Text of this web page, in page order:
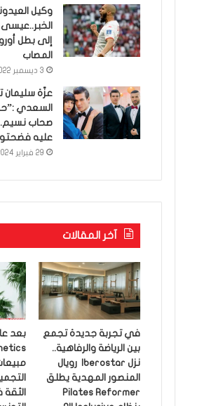
وكيل
الخبر..عيسى
إلى بطل
المصاب
3 ديسمبر 2022
عزّة سليمان
السعدي
صحاب
عليه
29 فبراير 2024
آخر المقالات
في تجربة جديدة تجمع
بين الرياضة والرفاهية..
نزل Iberostar رويال
المنصور المهدية يطلق
Pilates Reformer
بعد